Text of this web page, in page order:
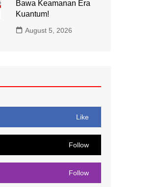
Bawa Keamanan Era
Kuantum!
August 5, 2026
Like
Follow
Follow